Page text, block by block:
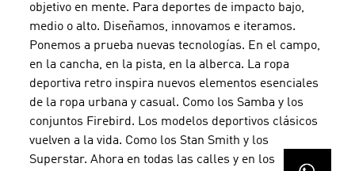
objetivo en mente. Para deportes de impacto bajo,
medio o alto. Diseñamos, innovamos e iteramos.
Ponemos a prueba nuevas tecnologías. En el campo,
en la cancha, en la pista, en la alberca. La ropa
deportiva retro inspira nuevos elementos esenciales
de la ropa urbana y casual. Como los Samba y los
conjuntos Firebird. Los modelos deportivos clásicos
vuelven a la vida. Como los Stan Smith y los
Superstar. Ahora en todas las calles y en los